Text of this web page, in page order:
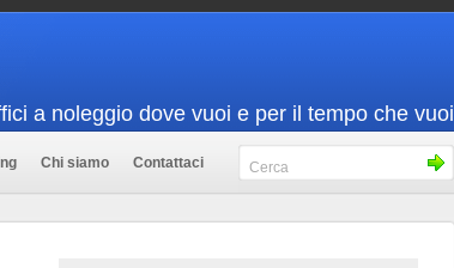
a noleggio dove vuoi e per il tempo che vuoi
Chi siamo Contattaci